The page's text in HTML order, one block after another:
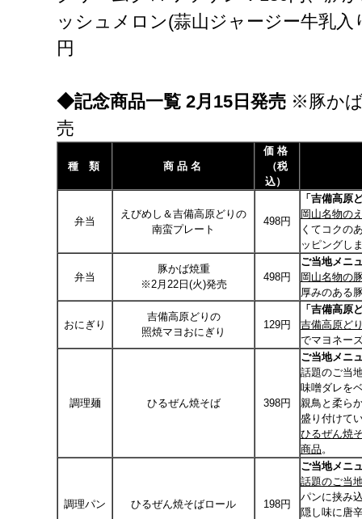
ッシュメロン(蒜山ジャージー牛乳入
円
◆記念商品一覧 2月 15 日発売 ※豚か
売
種 類 商 品 名
価 格
（税
込）
弁当
えびめし＆吉備高原どりの
南蛮プレート
498円
「吉備高原
岡山名物の
くてコクの
ッピングし
弁当
豚かば焼重
※2月22日(火)発売
498円
ご当地メニ
岡山名物の
厚みのある
おにぎり
吉備高原どりの
照焼マヨおにぎり
129円
「吉備高原
吉備高原ど
でマヨネー
調理麺 ひるぜん焼そば 398円
ご当地メニ
話題のご当
味噌ダレを
親鳥と柔ら
盛り付けて
ひるぜん焼
商品。
調理パン ひるぜん焼そばロール 198円
ご当地メニ
話題のご当
パンに挟み
隠し味に唐